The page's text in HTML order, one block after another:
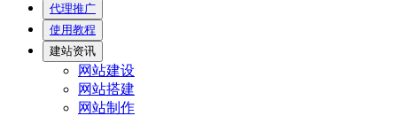
代理推广
使用教程
建站资讯
网站建设
网站搭建
网站制作